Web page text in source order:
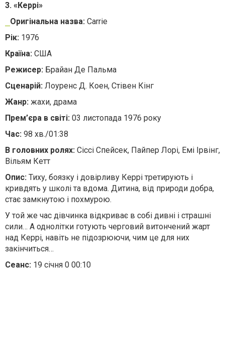
3. «Керрі»
Оригінальна назва: Carrie
Рік: 1976
Країна: США
Режисер: Брайан Де Пальма
Сценарій: Лоуренс Д. Коен, Стівен Кінг
Жанр: жахи, драма
Прем’єра в світі: 03 листопада 1976 року
Час: 98 хв./01:38
В головних ролях: Сіссі Спейсек, Пайпер Лорі, Емі Ірвінг,
Вільям Кетт
Опис: Тиху, боязку і довірливу Керрі третирують і
кривдять у школі та вдома. Дитина, від природи добра,
стає замкнутою і похмурою.
У той же час дівчинка відкриває в собі дивні і страшні
сили… А однолітки готують черговий витончений жарт
над Керрі, навіть не підозрюючи, чим це для них
закінчиться…
Сеанс: 19 січня 0 00:10